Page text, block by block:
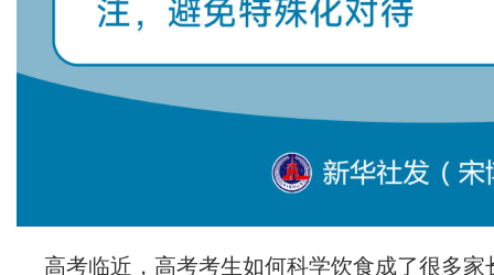
高考临近，高考考生如何科学饮食成了很多家